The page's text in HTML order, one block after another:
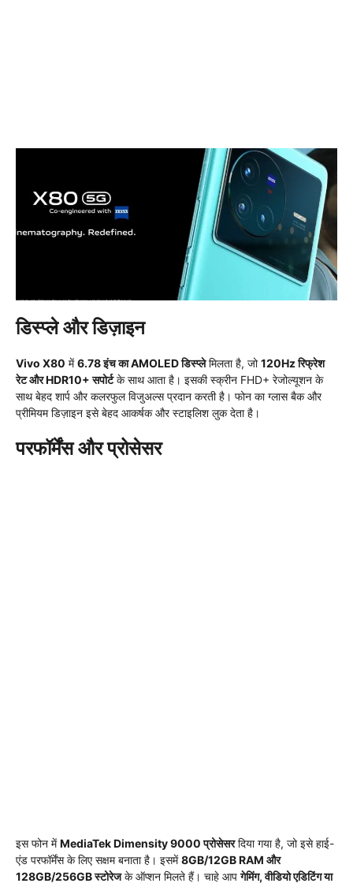
डिस्प्ले और डिज़ाइन
Vivo X80 में6.78 इंच का AMOLED डिस्प्लेमिलता है, जो120Hz रिफ्रेश
रेट और HDR10+ सपोर्टके साथ आता है। इसकी स्क्रीन FHD+ रेजोल्यूशन के
साथ बेहद शार्प और कलरफुल विजुअल्स प्रदान करती है। फोन का ग्लास बैक और
प्रीमियम डिज़ाइन इसे बेहद आकर्षक और स्टाइलिश लुक देता है।
परफॉर्मेंस और प्रोसेसर
इस फोन मेंMediaTek Dimensity 9000 प्रोसेसरदिया गया है, जो इसे हाई-
एंड परफॉर्मेंस के लिए सक्षम बनाता है। इसमें8GB/12GB RAM और
128GB/256GB स्टोरेजके ऑप्शन मिलते हैं। चाहे आपगेमिंग, वीडियो एडिटिंग या